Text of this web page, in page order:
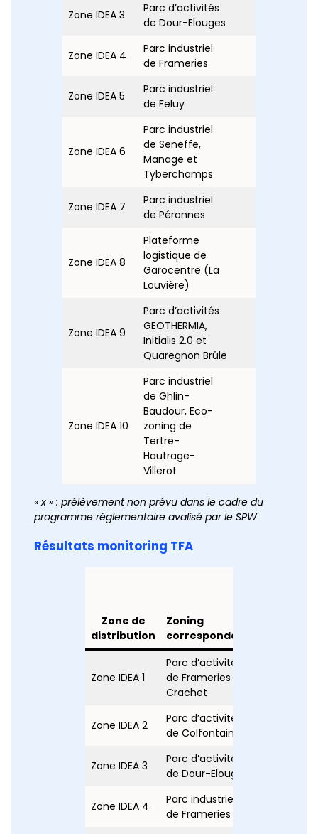
Zone IDEA 3
Parc d’activités
de Dour-Elouges
Zone IDEA 4
Parc industriel
de Frameries
Zone IDEA 5
Parc industriel
de Feluy
Zone IDEA 6
Parc industriel
de Seneffe,
Manage et
Tyberchamps
Zone IDEA 7
Parc industriel
de Péronnes
Zone IDEA 8
Plateforme
logistique de
Garocentre (La
Louvière)
Zone IDEA 9
Parc d’activités
GEOTHERMIA,
Initialis 2.0 et
Quaregnon Brûle
Zone IDEA 10
Parc industriel
de Ghlin-
Baudour, Eco-
zoning de
Tertre-
Hautrage-
Villerot
« x » : prélèvement non prévu dans le cadre du
programme réglementaire avalisé par le SPW
Résultats monitoring TFA
Zone de
distribution
Zoning
correspondant
Zone IDEA 1
Parc d’activités
de Frameries
Crachet
Zone IDEA 2
Parc d’activités
de Colfontaine
Zone IDEA 3
Parc d’activités
de Dour-Elouges
Zone IDEA 4
Parc industriel
de Frameries